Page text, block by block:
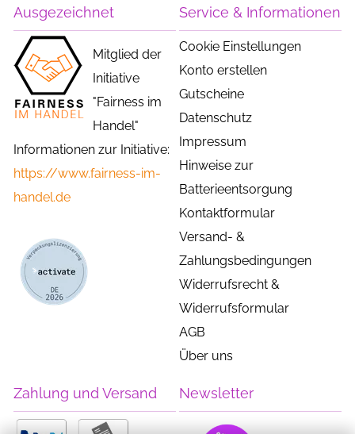
Ausgezeichnet
Mitglied der
Initiative
"Fairness im
Handel"
Informationen zur Initiative:
https://www.fairness-im-
handel.de
Service & Informationen
Cookie Einstellungen
Konto erstellen
Gutscheine
Datenschutz
Impressum
Hinweise zur
Batterieentsorgung
Kontaktformular
Versand- &
Zahlungsbedingungen
Widerrufsrecht &
Widerrufsformular
AGB
Über uns
Zahlung und Versand Newsletter